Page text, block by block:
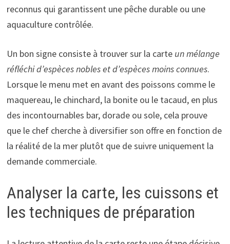
reconnus qui garantissent une pêche durable ou une
aquaculture contrôlée.
Un bon signe consiste à trouver sur la carte un mélange
réfléchi d’espèces nobles et d’espèces moins connues.
Lorsque le menu met en avant des poissons comme le
maquereau, le chinchard, la bonite ou le tacaud, en plus
des incontournables bar, dorade ou sole, cela prouve
que le chef cherche à diversifier son offre en fonction de
la réalité de la mer plutôt que de suivre uniquement la
demande commerciale.
Analyser la carte, les cuissons et
les techniques de préparation